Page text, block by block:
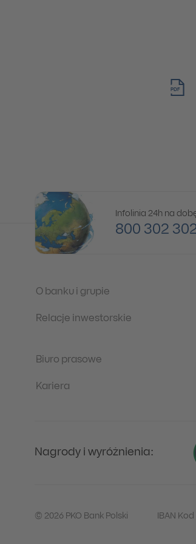
PDF
Infolinia 24h na
800 302
O banku i grupie
Relacje inwestorskie
Biuro prasowe
Kariera
Nagrody i wyróżnienia:
© 2026 PKO Bank Polski IBAN